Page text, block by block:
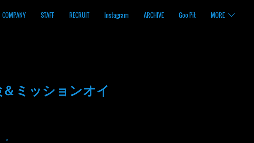
COMPANY STAFF RECRUIT Instagram ARCHIVE Goo Pit MORE
ミッションオイ